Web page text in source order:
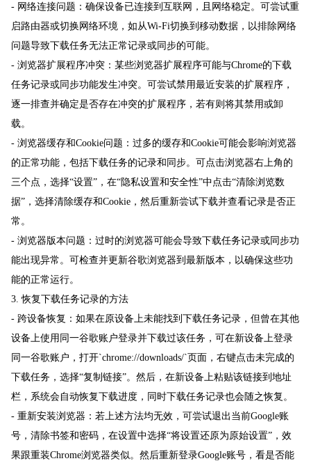
- 网络连接问题：确保设备已连接到互联网，且网络稳定。可尝试重
启路由器或切换网络环境，如从Wi-Fi切换到移动数据，以排除网络
问题导致下载任务无法正常记录或同步的可能。
- 浏览器扩展程序冲突：某些浏览器扩展程序可能与Chrome的下载
任务记录或同步功能发生冲突。可尝试禁用最近安装的扩展程序，
逐一排查并确定是否存在冲突的扩展程序，若有则将其禁用或卸
载。
- 浏览器缓存和Cookie问题：过多的缓存和Cookie可能会影响浏览器
的正常功能，包括下载任务的记录和同步。可点击浏览器右上角的
三个点，选择“设置”，在“隐私设置和安全性”中点击“清除浏览数
据”，选择清除缓存和Cookie，然后重新尝试下载并查看记录是否正
常。
- 浏览器版本问题：过时的浏览器可能会导致下载任务记录或同步功
能出现异常。可检查并更新谷歌浏览器到最新版本，以确保这些功
能的正常运行。
3. 恢复下载任务记录的方法
- 跨设备恢复：如果在原设备上未能找到下载任务记录，但曾在其他
设备上使用同一谷歌账户登录并下载过该任务，可在新设备上登录
同一谷歌账户，打开`chrome://downloads/`页面，右键点击未完成的
下载任务，选择“复制链接”。然后，在新设备上粘贴该链接到地址
栏，系统会自动恢复下载进度，同时下载任务记录也会随之恢复。
- 重新安装浏览器：若上述方法均无效，可尝试退出当前Google账
号，清除书签和密码，在设置中选择“将设置还原为原始设置”，效
果跟重装Chrome浏览器类似。然后重新登录Google账号，看是否能